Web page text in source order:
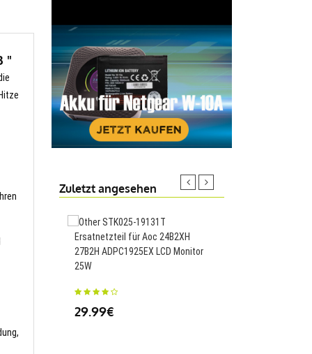
"
Zuletzt angesehen
Ersatnetzteil für Aoc 24B2XH
27B2H ADPC1925EX LCD Monitor
25W
29.99€